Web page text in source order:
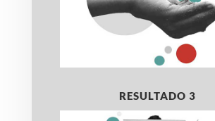
RESULTADO 3